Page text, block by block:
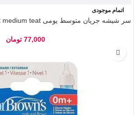
اتمام موجودی
سر شیشه جریان متوسط یومی y2mft medium teat
77,000 تومان